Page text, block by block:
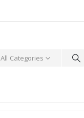
All Categories